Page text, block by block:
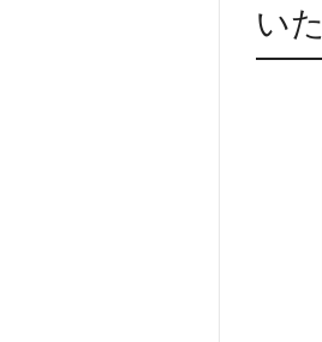
いた